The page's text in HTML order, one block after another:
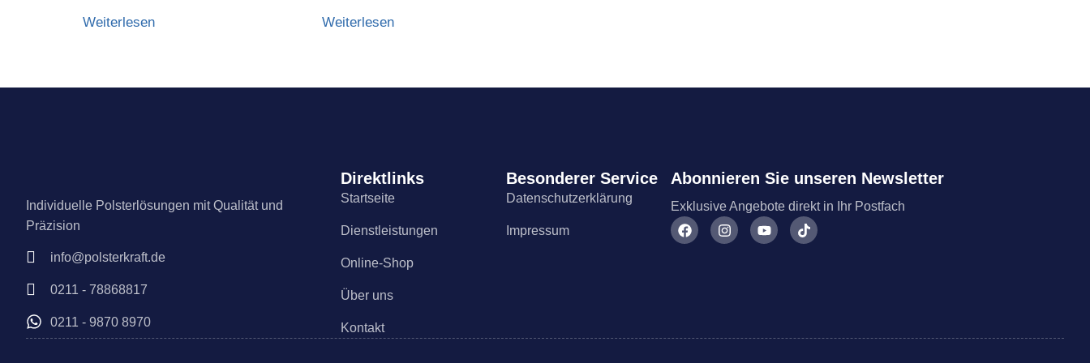
Weiterlesen Weiterlesen
Individuelle Polsterlösungen mit Qualität und
Präzision
info@polsterkraft.de
0211 - 78868817
0211 - 9870 8970
Direktlinks
Startseite
Dienstleistungen
Online-Shop
Über uns
Kontakt
Besonderer Service
Datenschutzerklärung
Impressum
Abonnieren Sie unseren Newsletter
Exklusive Angebote direkt in Ihr Postfach